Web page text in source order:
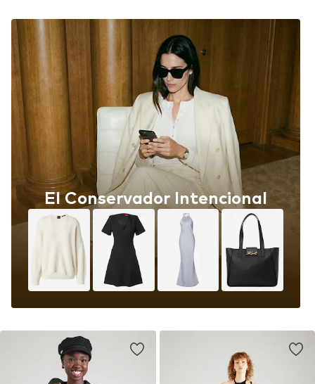
El Conservador Intencional